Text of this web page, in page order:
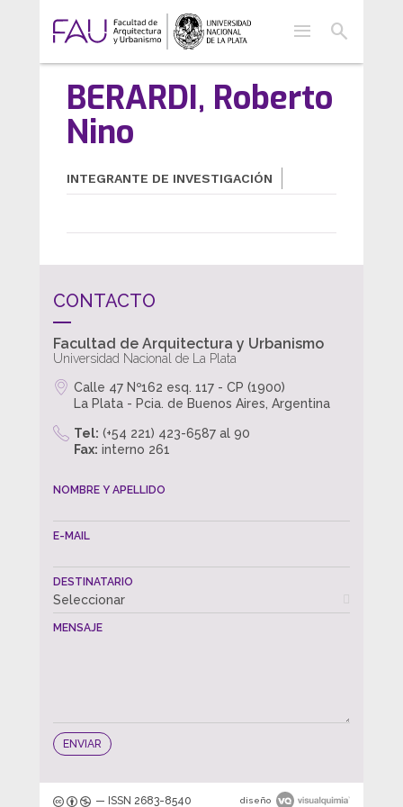
menu search
BERARDI, Roberto
Nino
INTEGRANTE DE INVESTIGACIÓN
CONTACTO
Facultad de Arquitectura y Urbanismo
Universidad Nacional de La Plata
Calle 47 Nº162 esq. 117 - CP (1900)
La Plata - Pcia. de Buenos Aires, Argentina
Tel: (+54 221) 423-6587 al 90
Fax: interno 261
NOMBRE Y APELLIDO
E-MAIL
DESTINATARIO
Seleccionar
MENSAJE
— ISSN 2683-8540 diseño